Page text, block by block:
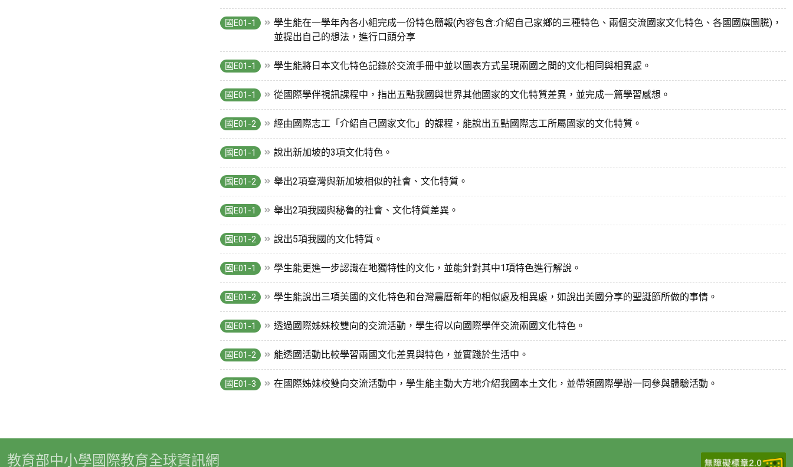
國E01-1
學生能在一學年內各小組完成一份特色簡報(內容包含:介紹自己家鄉的三種特色、兩個交流國家文化特色、各國國旗圖騰)，
並提出自己的想法，進行口頭分享
國E01-1 學生能將日本文化特色記錄於交流手冊中並以圖表方式呈現兩國之間的文化相同與相異處。
國E01-1 從國際學伴視訊課程中，指出五點我國與世界其他國家的文化特質差異，並完成一篇學習感想。
國E01-2 經由國際志工「介紹自己國家文化」的課程，能說出五點國際志工所屬國家的文化特質。
國E01-1 說出新加坡的3項文化特色。
國E01-2 舉出2項臺灣與新加坡相似的社會、文化特質。
國E01-1 舉出2項我國與秘魯的社會、文化特質差異。
國E01-2 說出5項我國的文化特質。
國E01-1 學生能更進一步認識在地獨特性的文化，並能針對其中1項特色進行解說。
國E01-2 學生能說出三項美國的文化特色和台灣農曆新年的相似處及相異處，如說出美國分享的聖誕節所做的事情。
國E01-1 透過國際姊妹校雙向的交流活動，學生得以向國際學伴交流兩國文化特色。
國E01-2 能透國活動比較學習兩國文化差異與特色，並實踐於生活中。
國E01-3 在國際姊妹校雙向交流活動中，學生能主動大方地介紹我國本土文化，並帶領國際學辦一同參與體驗活動。
教育部中小學國際教育全球資訊網